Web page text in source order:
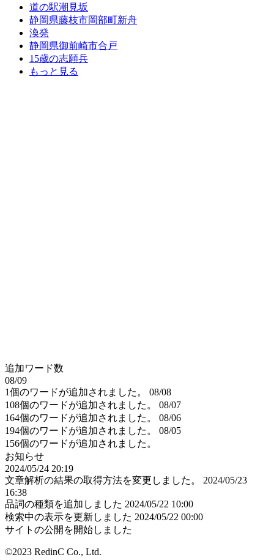
道の駅潮見坂
静岡県藤枝市岡部町新舟
渙発
静岡県御前崎市合戸
15歳の志願兵
もっと見る
追加ワード数
08/09
1個のワードが追加されました。
08/08
108個のワードが追加されました。
08/07
164個のワードが追加されました。
08/06
194個のワードが追加されました。
08/05
156個のワードが追加されました。
お知らせ
2024/05/24 20:19
文章解析の結果の取得方法を変更しました。
2024/05/23
16:38
品詞の種類を追加しました 2024/05/22 10:00
検索中の表示を更新しました 2024/05/22 00:00
サイトの公開を開始しました
©2023 RedinC Co., Ltd.